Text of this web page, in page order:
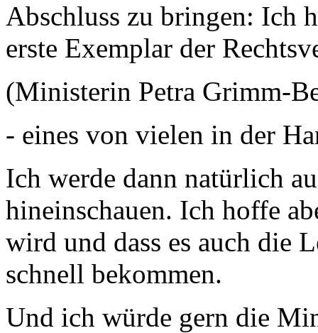
Abschluss zu bringen: Ich
erste Exemplar der
(Ministerin Petra Grimm-
- eines von vielen in der
Ich werde dann natürlich
hineinschauen. Ich hoffe
wird und dass es auch die
schnell bekommen.
Und ich würde gern die